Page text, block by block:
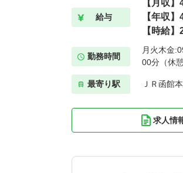
給与
【月収
【年収
【時給
勤務時間
月火木金
00分（休
最寄り駅 ＪＲ函館
求人情